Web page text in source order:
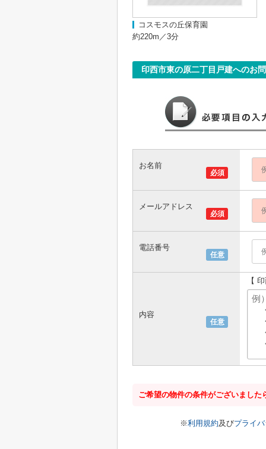
コスモスの丘保育園
約220m／3分
印西市東の原二丁目戸建へのお
必須
お名前
必須
メールアドレス
任意
電話番号
任意
内容
【
ご希望の物件の条件がございました
※利用規約及びプライ